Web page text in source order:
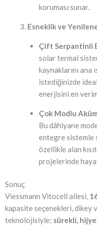
koruması sunar.
Esneklik ve
Çift Serpantinli
solar termal
kaynaklarını ana
istediğinizde
enerjisini en
Çok Modlu
Bu dâhiyane
entegre sistemle
özellikle alan
projelerinde
Sonuç
Viessmann Vitocell ailesi,
kapasite seçenekleri, dikey
teknolojisiyle; sürekli,